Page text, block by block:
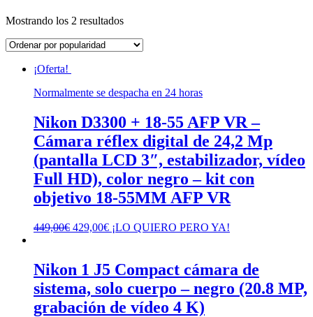
Mostrando los 2 resultadosOrdenado
popularidad
¡Oferta!
Normalmente se despacha en 24 horas
Nikon D3300 + 18-55 AFP VR –
Cámara réflex digital de 24,2 Mp
(pantalla LCD 3″, estabilizador, vídeo
Full HD), color negro – kit con
objetivo 18-55MM AFP VR
449,00€ El
era:
449,00€.
429,00€El
es:
429,00€.
¡LO QUIERO PERO YA!
Nikon 1 J5 Compact cámara de
sistema, solo cuerpo – negro (20.8 MP,
grabación de vídeo 4 K)